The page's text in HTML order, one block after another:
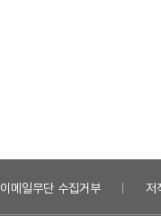
이메일무단 수집거부 저